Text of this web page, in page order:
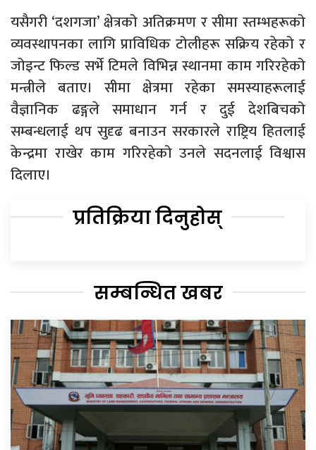
यसैगरी ‘दशगजा’ क्षेत्रको अतिक्रमण र सीमा स्तम्भहरूको
व्यवस्थापनका लागि प्राविधिक टोलीहरू सक्रिय रहेको र
जोइन्ट फिल्ड सर्भे टिमले विभिन्न स्थानमा काम गरिरहेको
मन्त्रीले बताए। सीमा क्षेत्रमा रहेका समस्याहरूलाई
वैज्ञानिक ढङ्गले समाधान गर्न र दुई देशबिचको
सम्बन्धलाई थप सुदृढ बनाउन सरकारले राष्ट्रिय हितलाई
केन्द्रमा राखेर काम गरिरहेको उनले सदनलाई विश्वास
दिलाए।
प्रतिक्रिया दिनुहोस्
सम्बन्धित खबर